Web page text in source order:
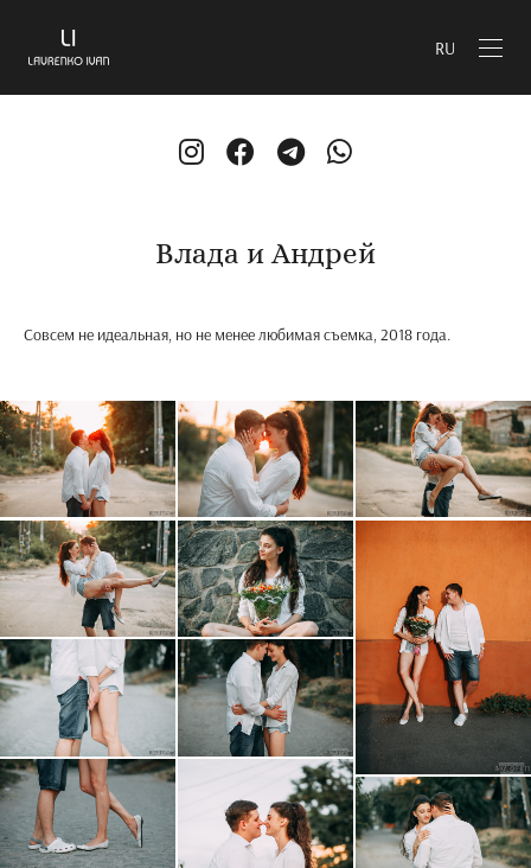
RU
Влада и Андрей
Совсем не идеальная, но не менее любимая съемка, 2018 года.